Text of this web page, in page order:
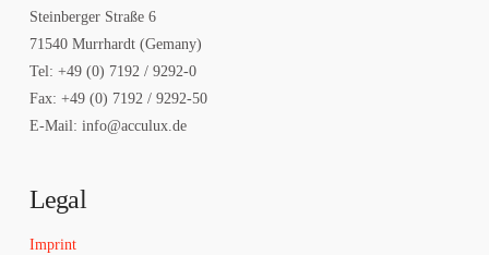
Steinberger Straße 6
71540 Murrhardt (Gemany)
Tel: +49 (0) 7192 / 9292-0
Fax: +49 (0) 7192 / 9292-50
E-Mail: info@acculux.de
Legal
Imprint